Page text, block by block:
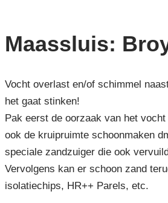
Maassluis:
Vocht overlast en/of schimmel
het gaat stinken!
Pak eerst de oorzaak van het
ook de kruipruimte schoonmaken
speciale zandzuiger die ook
Vervolgens kan er schoon zand
isolatiechips, HR++ Parels, etc.